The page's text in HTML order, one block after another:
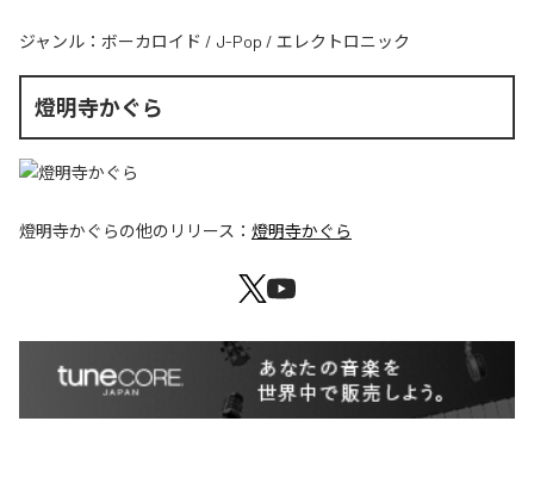
ジャンル： ボーカロイド / J-Pop / エレクトロニック
燈明寺かぐら
燈明寺かぐらの他のリリース： 燈明寺かぐら